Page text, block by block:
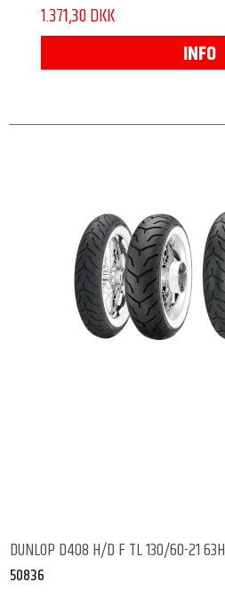
1.371,30 DKK
INFO
DUNLOP D408 H/D F TL 130/60-21 63H
50836